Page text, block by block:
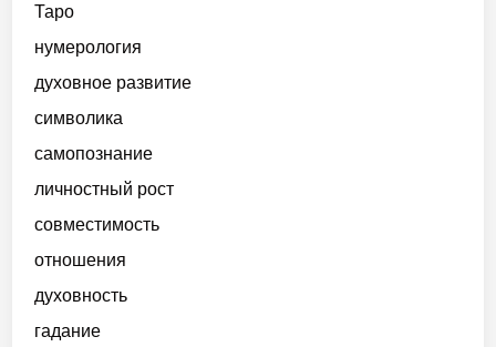
Таро
нумерология
духовное развитие
символика
самопознание
личностный рост
совместимость
отношения
духовность
гадание